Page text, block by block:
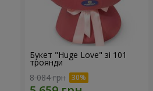
Букет "Huge Love" зі 101
троянди
8 084 грн